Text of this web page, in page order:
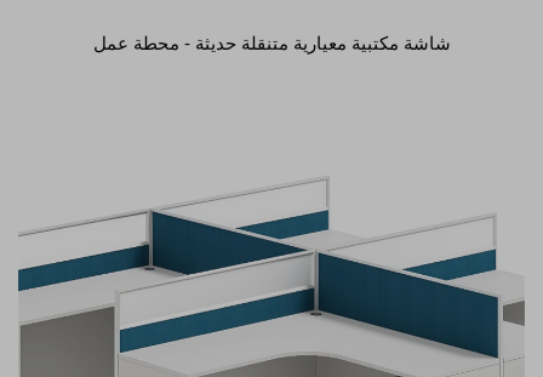
شاشة مكتبية معيارية متنقلة حديثة - محطة عمل